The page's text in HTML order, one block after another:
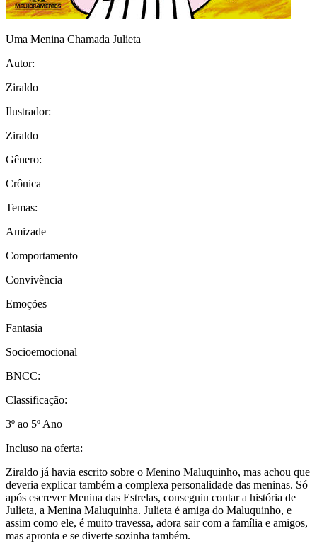
Uma Menina Chamada Julieta
Autor:
Ziraldo
Ilustrador:
Ziraldo
Gênero:
Crônica
Temas:
Amizade
Comportamento
Convivência
Emoções
Fantasia
Socioemocional
BNCC:
Classificação:
3º ao 5º Ano
Incluso na oferta:
Ziraldo já havia escrito sobre o Menino Maluquinho, mas achou que
deveria explicar também a complexa personalidade das meninas. Só
após escrever Menina das Estrelas, conseguiu contar a história de
Julieta, a Menina Maluquinha. Julieta é amiga do Maluquinho, e
assim como ele, é muito travessa, adora sair com a família e amigos,
mas apronta e se diverte sozinha também.